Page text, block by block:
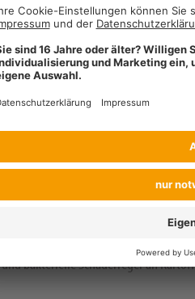
bakterielle Schaderreger an